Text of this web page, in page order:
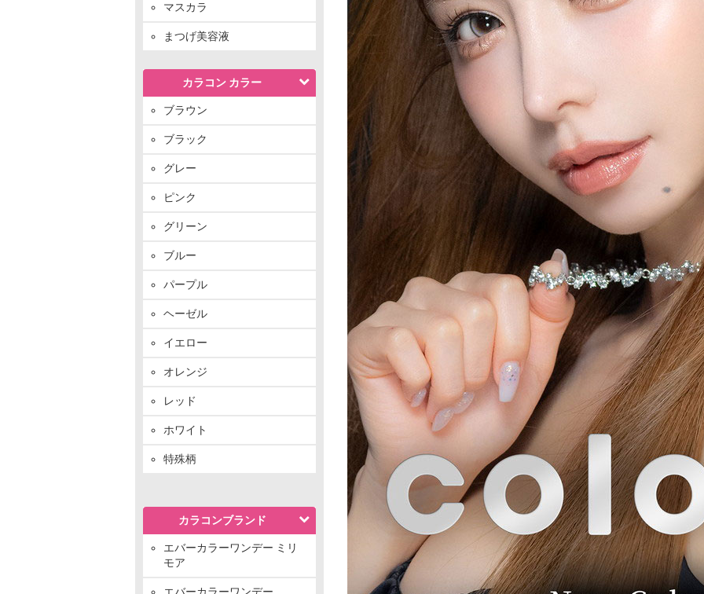
マスカラ
まつげ美容液
カラコン カラー
ブラウン
ブラック
グレー
ピンク
グリーン
ブルー
パープル
ヘーゼル
イエロー
オレンジ
レッド
ホワイト
特殊柄
カラコンブランド
エバーカラーワンデー ミリ
モア
エバーカラーワンデー